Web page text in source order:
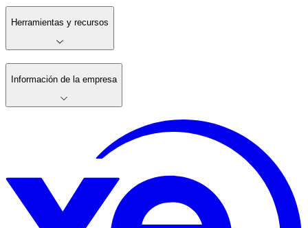
Herramientas y recursos
Información de la empresa